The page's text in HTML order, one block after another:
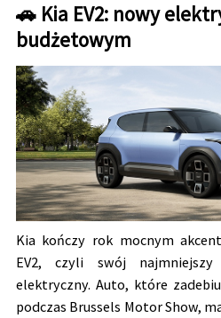
🚗 Kia EV2: nowy
budżetowym
Kia kończy rok mocnym
EV2, czyli swój
elektryczny. Auto, które
podczas Brussels Motor Show,